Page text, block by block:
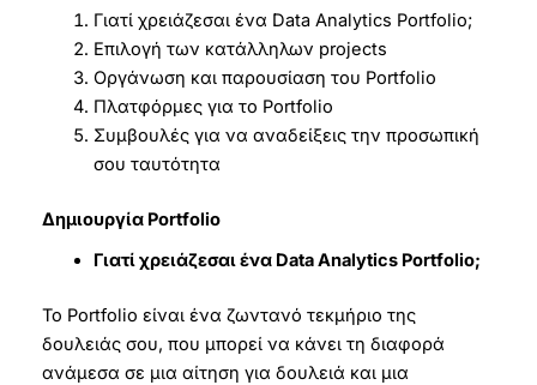
Γιατί χρειάζεσαι ένα Data Analytics Portfolio;
Επιλογή των κατάλληλων projects
Οργάνωση και παρουσίαση του Portfolio
Πλατφόρμες για το Portfolio
Συμβουλές για να αναδείξεις την προσωπική
σου ταυτότητα
Δημιουργία Portfolio
Γιατί χρειάζεσαι ένα Data Analytics Portfolio;
Το Portfolio είναι ένα ζωντανό τεκμήριο της
δουλειάς σου, που μπορεί να κάνει τη διαφορά
ανάμεσα σε μια αίτηση για δουλειά και μια